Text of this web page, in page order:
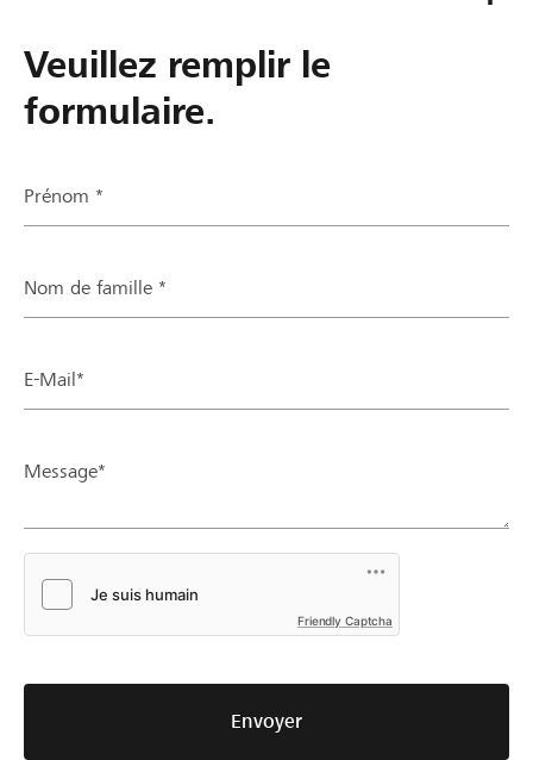
Veuillez remplir le
formulaire.
Prénom *
Nom de famille *
E-Mail*
Message*
Friendly Captcha
Envoyer